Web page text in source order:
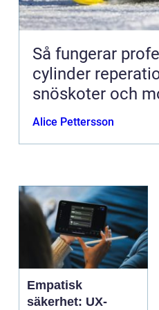
Så fungerar
cylinder
snöskoter och
Alice Pettersson
Empatisk
säkerhet: UX-